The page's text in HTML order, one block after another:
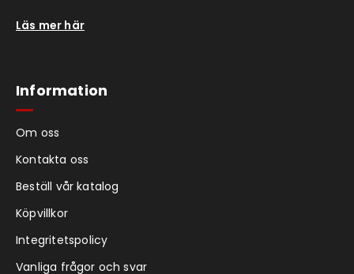
Läs mer här
Information
Om oss
Kontakta oss
Beställ vår katalog
Köpvillkor
Integritetspolicy
Vanliga frågor och svar